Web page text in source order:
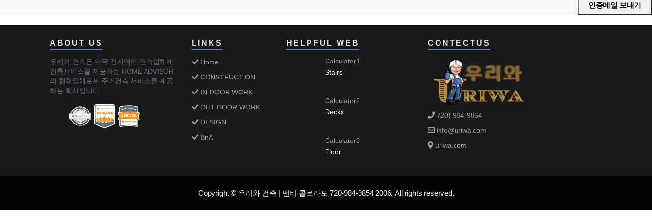
인증메일 보내기
ABOUT US
우리와 건축은 미국 전지역의 건축업체에
건축서비스를 제공하는 HOME ADVISOR
의 협력업체로써 주거건축 서비스를 제공
하는 회사입니다.
LINKS
Home
CONSTRUCTION
IN-DOOR WORK
OUT-DOOR WORK
DESIGN
BnA
HELPFUL WEB
Calculator1
Stairs
Calculator2
Decks
Calculator3
Floor
CONTECTUS
720) 984-9854
info@uriwa.com
uriwa.com
Copyright © 우리와 건축 | 덴버 콜로라도 720-984-9854 2006. All rights reserved.